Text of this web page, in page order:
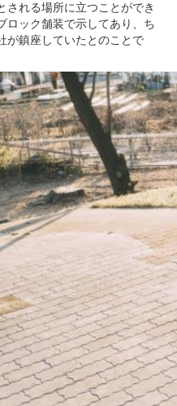
れる場所に立つことができ
ロック舗装で示してあり、ち
が鎮座していたとのことで